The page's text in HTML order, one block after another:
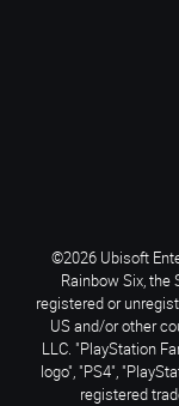
©2026 Ubisoft
Rainbow Six, the
registered or
US and/or other
LLC. "PlayStation
logo", "PS4",
registered